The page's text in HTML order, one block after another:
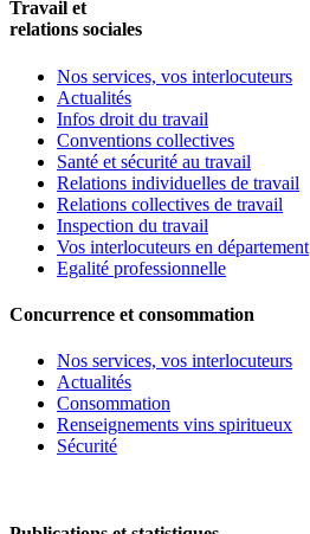
Travail et
relations sociales
Nos services, vos interlocuteurs
Actualités
Infos droit du travail
Conventions collectives
Santé et sécurité au travail
Relations individuelles de travail
Relations collectives de travail
Inspection du travail
Vos interlocuteurs en département
Egalité professionnelle
Concurrence et consommation
Nos services, vos interlocuteurs
Actualités
Consommation
Renseignements vins spiritueux
Sécurité